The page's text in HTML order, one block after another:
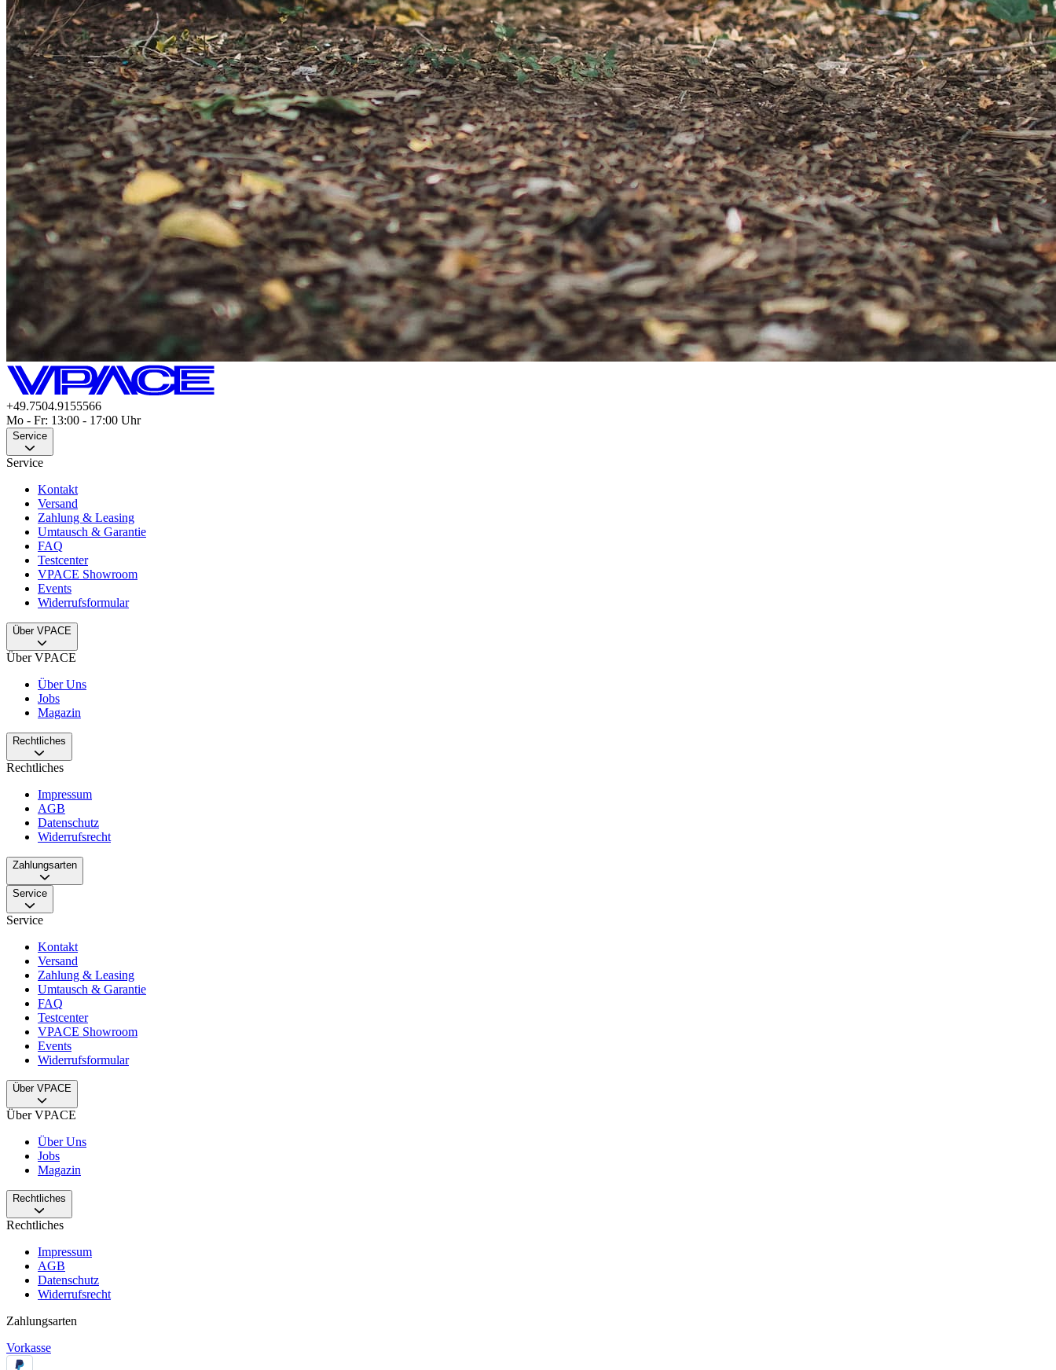
+49.7504.9155566
Mo - Fr: 13:00 - 17:00 Uhr
Service
Service
Kontakt
Versand
Zahlung & Leasing
Umtausch & Garantie
FAQ
Testcenter
VPACE Showroom
Events
Widerrufsformular
Über VPACE
Über VPACE
Über Uns
Jobs
Magazin
Rechtliches
Rechtliches
Impressum
AGB
Datenschutz
Widerrufsrecht
Zahlungsarten
Service
Service
Kontakt
Versand
Zahlung & Leasing
Umtausch & Garantie
FAQ
Testcenter
VPACE Showroom
Events
Widerrufsformular
Über VPACE
Über VPACE
Über Uns
Jobs
Magazin
Rechtliches
Rechtliches
Impressum
AGB
Datenschutz
Widerrufsrecht
Zahlungsarten
Vorkasse